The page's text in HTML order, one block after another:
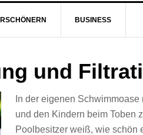
BUSINESS
und
In der eigenen
und den Kindern beim Toben
Poolbesitzer weiß, wie schön